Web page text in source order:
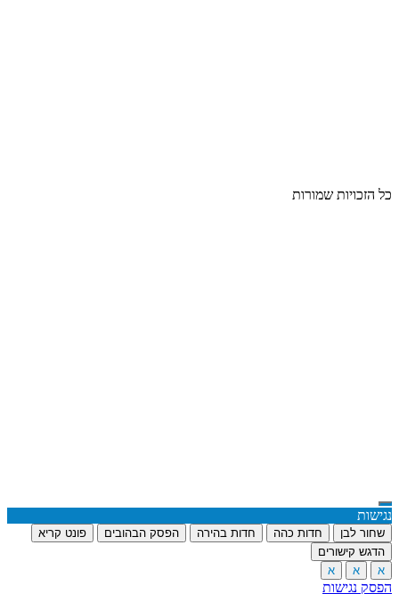
כל הזכויות שמורות
נגישות
שחור לבן חדות כהה חדות בהירה הפסק הבהובים
פונט קריא
הדגש קישורים
א
א א
הפסק נגישות